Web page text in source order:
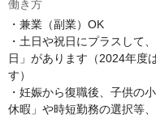
働き方
・兼業（副業）OK
・土日や祝日にプラスして
日」があります（2024年度
す）
・妊娠から復職後、子供の
休暇」や時短勤務の選択等